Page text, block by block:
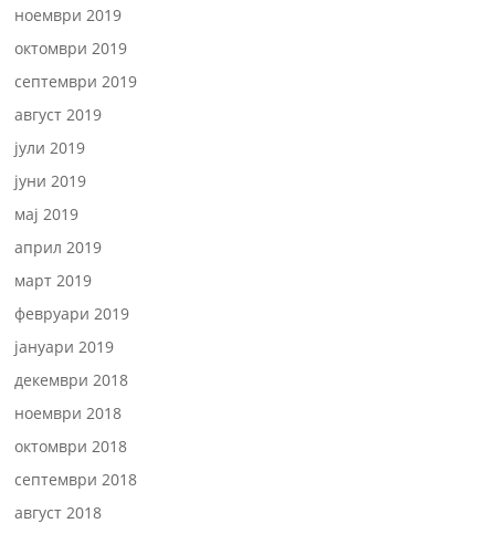
ноември 2019
октомври 2019
септември 2019
август 2019
јули 2019
јуни 2019
мај 2019
април 2019
март 2019
февруари 2019
јануари 2019
декември 2018
ноември 2018
октомври 2018
септември 2018
август 2018